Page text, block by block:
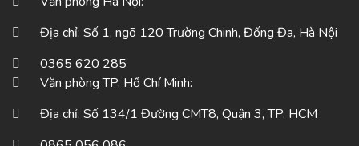
Địa chỉ: Số 1, ngõ 120 Trường Chinh, Đống Đa, Hà Nội
0365 620 285
Văn phòng TP. Hồ Chí Minh:
Địa chỉ: Số 134/1 Đường CMT8, Quận 3, TP. HCM